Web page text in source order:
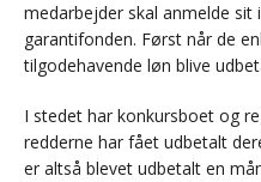
medarbejder skal anmelde sit
garantifonden. Først når de
tilgodehavende løn blive
I stedet har konkursboet og
redderne har fået udbetalt
er altså blevet udbetalt en